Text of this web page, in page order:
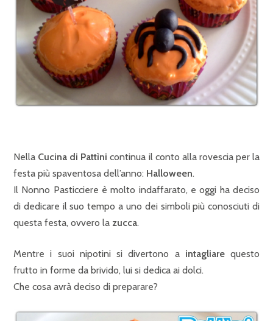
Nella Cucina di Pattìni continua il conto alla rovescia per la
festa più spaventosa dell’anno: Halloween.
Il Nonno Pasticciere è molto indaffarato, e oggi ha deciso
di dedicare il suo tempo a uno dei simboli più conosciuti di
questa festa, ovvero la zucca.
Mentre i suoi nipotini si divertono a intagliarequesto
frutto in forme da brivido, lui si dedica ai dolci.
Che cosa avrà deciso di preparare?